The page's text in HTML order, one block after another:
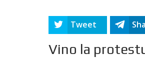
Tweet
Vino la